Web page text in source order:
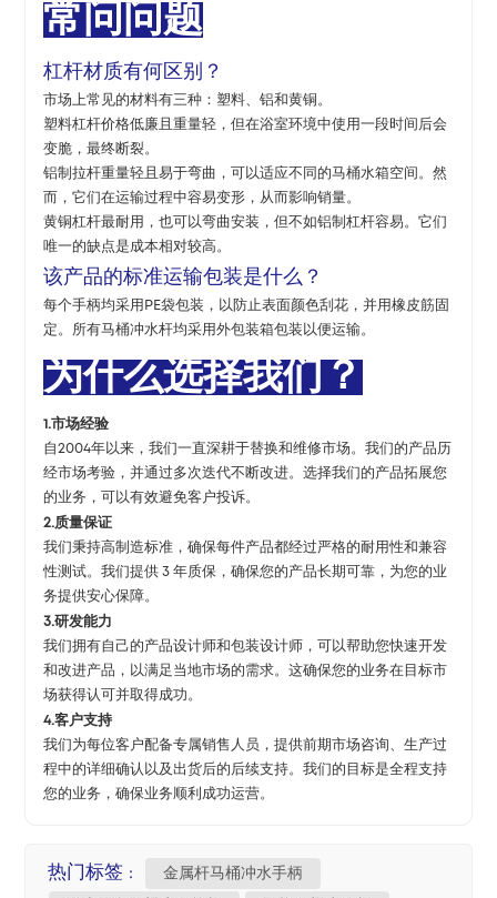
常问问题
杠杆材质有何区别？
市场上常见的材料有三种：塑料、铝和黄铜。
塑料杠杆价格低廉且重量轻，但在浴室环境中使用一段时间后会
变脆，最终断裂。
铝制拉杆重量轻且易于弯曲，可以适应不同的马桶水箱空间。然
而，它们在运输过程中容易变形，从而影响销量。
黄铜杠杆最耐用，也可以弯曲安装，但不如铝制杠杆容易。它们
唯一的缺点是成本相对较高。
该产品的标准运输包装是什么？
每个手柄均采用PE袋包装，以防止表面颜色刮花，并用橡皮筋固
定。所有马桶冲水杆均采用外包装箱包装以便运输。
为什么选择我们？
1.市场经验
自2004年以来，我们一直深耕于替换和维修市场。我们的产品历
经市场考验，并通过多次迭代不断改进。选择我们的产品拓展您
的业务，可以有效避免客户投诉。
2.质量保证
我们秉持高制造标准，确保每件产品都经过严格的耐用性和兼容
性测试。我们提供 3 年质保，确保您的产品长期可靠，为您的业
务提供安心保障。
3.研发能力
我们拥有自己的产品设计师和包装设计师，可以帮助您快速开发
和改进产品，以满足当地市场的需求。这确保您的业务在目标市
场获得认可并取得成功。
4.客户支持
我们为每位客户配备专属销售人员，提供前期市场咨询、生产过
程中的详细确认以及出货后的后续支持。我们的目标是全程支持
您的业务，确保业务顺利成功运营。
热门标签 : 金属杆马桶冲水手柄